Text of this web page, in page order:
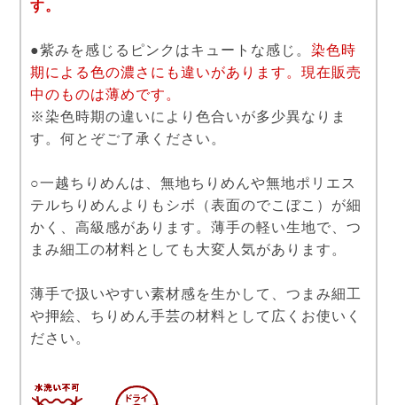
す。
●紫みを感じるピンクはキュートな感じ。 染色時
期による色の濃さにも違いがあります。現在販売
中のものは薄めです。
※染色時期の違いにより色合いが多少異なりま
す。何とぞご了承ください。
○一越ちりめんは、無地ちりめんや無地ポリエス
テルちりめんよりもシボ（表面のでこぼこ）が細
かく、高級感があります。薄手の軽い生地で、つ
まみ細工の材料としても大変人気があります。
薄手で扱いやすい素材感を生かして、つまみ細工
や押絵、ちりめん手芸の材料として広くお使いく
ださい。